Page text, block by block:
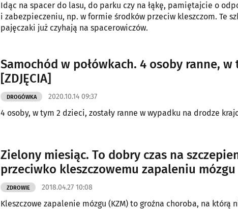
Idąc na spacer do lasu, do parku czy na łąkę, pamiętajcie o
i zabezpieczeniu, np. w formie środków przeciw kleszczom. Te
pajęczaki już czyhają na spacerowiczów.
Samochód w połówkach. 4 osoby ranne, w
[ZDJĘCIA]
DROGÓWKA 2020.10.14 09:37
4 osoby, w tym 2 dzieci, zostały ranne w wypadku na drodze
Zielony miesiąc. To dobry czas na
przeciwko kleszczowemu zapaleniu mózgu
ZDROWIE 2018.04.27 10:08
Kleszczowe zapalenie mózgu (KZM) to groźna choroba, na którą